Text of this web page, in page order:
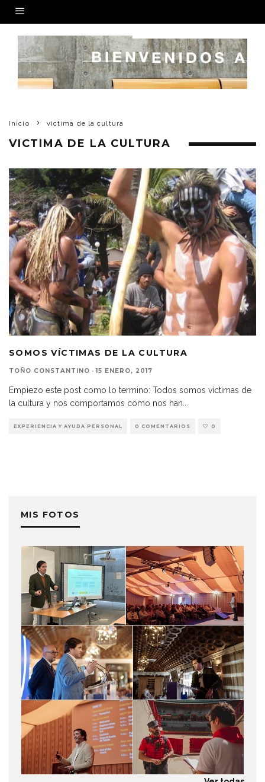
Inicio victima de la cultura
VICTIMA DE LA CULTURA
SOMOS VÍCTIMAS DE LA CULTURA
TOÑO CONSTANTINO · 15 ENERO, 2017
Empiezo este post como lo termino: Todos somos víctimas de
la cultura y nos comportamos como nos han...
EXPERIENCIA Y AYUDA PERSONAL 0 COMENTARIOS 0
MIS FOTOS